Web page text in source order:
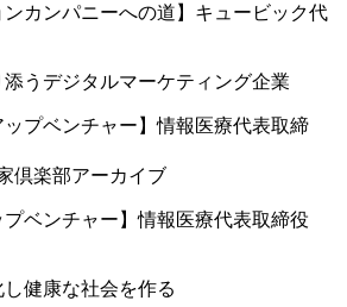
ンカンパニーへの道】キュービック代
うデジタルマーケティング企業
倶楽部アーカイブ
プベンチャー】情報医療代表取締役
健康な社会を作る